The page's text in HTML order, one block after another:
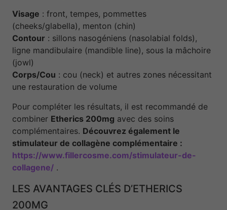
Visage : front, tempes, pommettes
(cheeks/glabella), menton (chin)
Contour : sillons nasogéniens (nasolabial folds),
ligne mandibulaire (mandible line), sous la mâchoire
(jowl)
Corps/Cou : cou (neck) et autres zones nécessitant
une restauration de volume
Pour compléter les résultats, il est recommandé de
combiner Etherics 200mg avec des soins
complémentaires. Découvrez également le
stimulateur de collagène complémentaire :
https://www.fillercosme.com/stimulateur-de-
collagene/ .
LES AVANTAGES CLÉS D’ETHERICS
200MG